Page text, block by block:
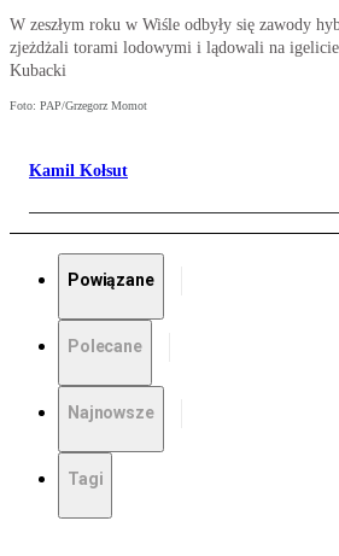
W zeszłym roku w Wiśle odbyły się zawody
zjeżdżali torami lodowymi i lądowali na
Kubacki
Foto: PAP/Grzegorz Momot
Kamil Kołsut
Powiązane
Polecane
Najnowsze
Tagi